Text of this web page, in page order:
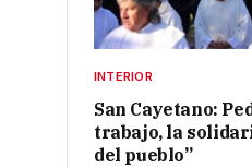
INTERIOR
San Cayetano:
trabajo, la
del pueblo”